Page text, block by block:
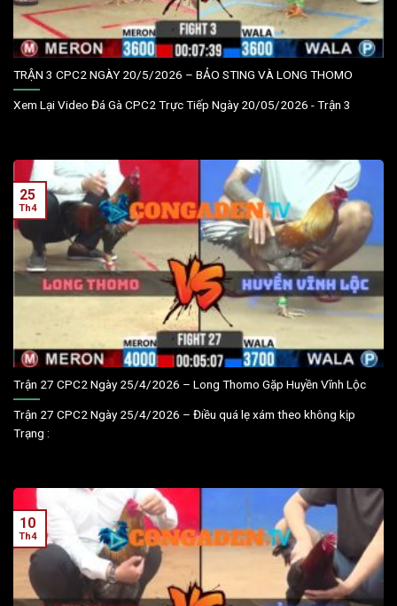
TRẬN 3 CPC2 NGÀY 20/5/2026 – BẢO STING VÀ LONG THOMO
Xem Lại Video Đá Gà CPC2 Trực Tiếp Ngày 20/05/2026 - Trận 3
Trận 27 CPC2 Ngày 25/4/2026 – Long Thomo Gặp Huyền Vĩnh Lộc
Trận 27 CPC2 Ngày 25/4/2026 – Điều quá lẹ xám theo không kịp
Trạng :
25
Th4
10
Th4